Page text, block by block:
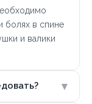
болях в спине
и валики
▾